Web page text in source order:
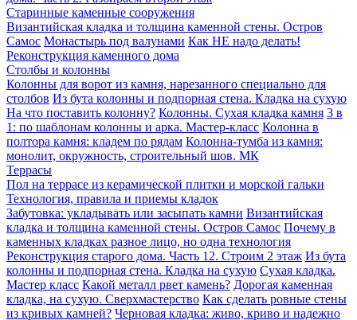
Старинные каменные сооружения
Византийская кладка и толщина каменной стены. Остров
Самос Монастырь под валунами Как НЕ надо делать!
Реконструкция каменного дома
Столбы и колонны
Колонны для ворот из камня, нарезанного специально для
столбов Из бута колонны и подпорная стена. Кладка на сухую
На что поставить колонну? Колонны. Сухая кладка камня 3 в
1: по шаблонам колонны и арка. Мастер-класс Колонна в
полтора камня: кладем по рядам Колонна-тумба из камня:
монолит, окружность, строительный шов. МК
Террасы
Пол на террасе из керамической плитки и морской гальки
Технология, правила и приемы кладок
Забутовка: укладывать или засыпать камни Византийская
кладка и толщина каменной стены. Остров Самос Почему в
каменных кладках разное лицо, но одна технология
Реконструкция старого дома. Часть 12. Строим 2 этаж Из бута
колонны и подпорная стена. Кладка на сухую Сухая кладка.
Мастер класс Какой металл рвет камень? Дорогая каменная
кладка, на сухую. Сверхмастерство Как сделать ровные стены
из кривых камней? Черновая кладка: живо, криво и надежно